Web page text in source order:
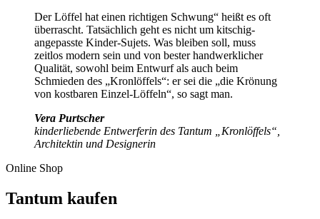
Der Löffel hat einen richtigen Schwung“ heißt es oft
überrascht. Tatsächlich geht es nicht um kitschig-
angepasste Kinder-Sujets. Was bleiben soll, muss
zeitlos modern sein und von bester handwerklicher
Qualität, sowohl beim Entwurf als auch beim
Schmieden des „Kronlöffels“: er sei die „die Krönung
von kostbaren Einzel-Löffeln“, so sagt man.
Vera Purtscher
kinderliebende Entwerferin des Tantum „Kronlöffels“,
Architektin und Designerin
Online Shop
Tantum kaufen